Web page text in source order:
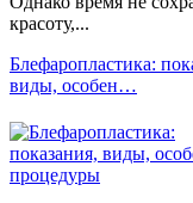
красоту,...
Блефаропластика:
виды, особен…